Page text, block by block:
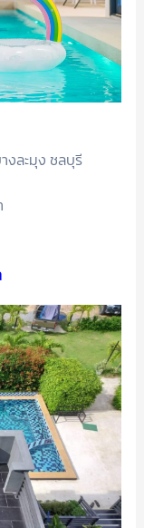
งละมุง ชลบุรี